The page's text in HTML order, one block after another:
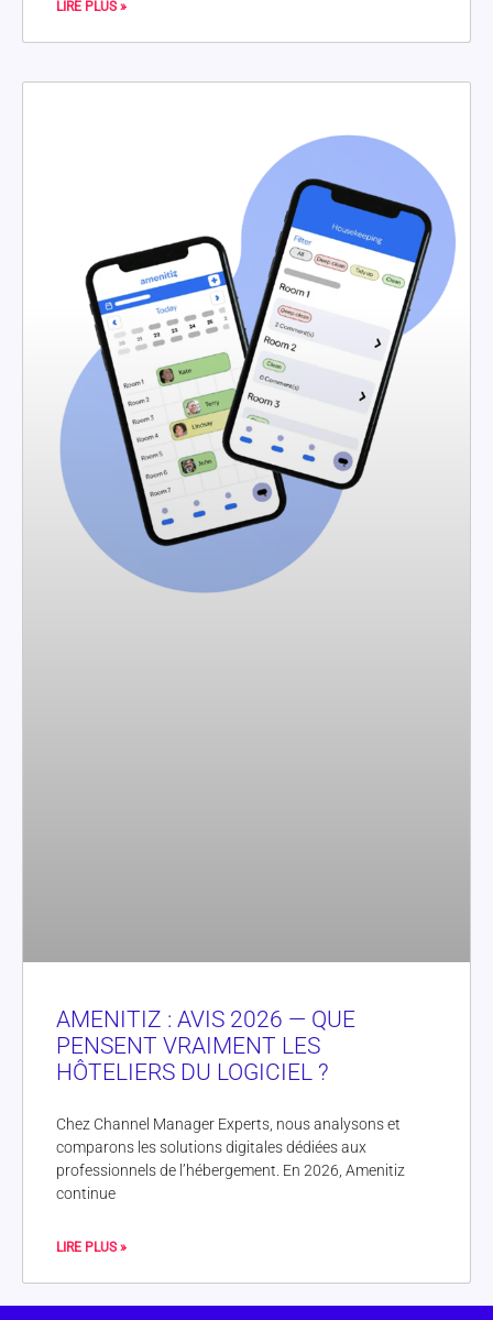
LIRE PLUS »
AMENITIZ : AVIS 2026 — QUE
PENSENT VRAIMENT LES
HÔTELIERS DU LOGICIEL ?
Chez Channel Manager Experts, nous analysons et
comparons les solutions digitales dédiées aux
professionnels de l’hébergement. En 2026, Amenitiz
continue
LIRE PLUS »